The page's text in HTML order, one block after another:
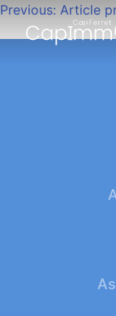
Navigation
de
Previous: Article